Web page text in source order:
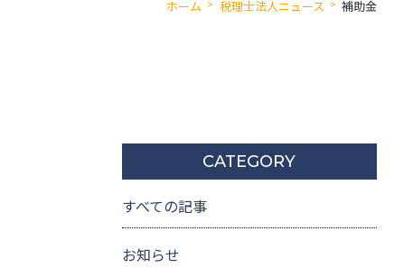
ホーム 税理士法人ニュース 補助金
CATEGORY
すべての記事
お知らせ